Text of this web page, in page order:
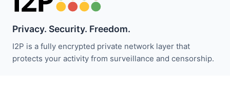
Privacy. Security. Freedom.
I2P is a fully encrypted private network layer that
protects your activity from surveillance and censorship.